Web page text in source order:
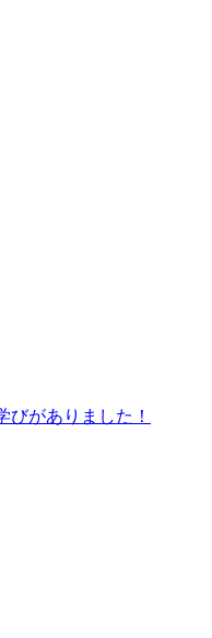
びがありました！